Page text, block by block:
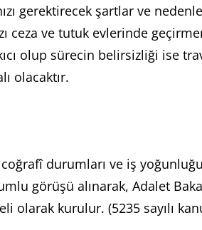
gerektirecek şartlar ve
ceza ve tutuk evlerinde
olup sürecin belirsizliği ise
olacaktır.
durumları ve iş
görüşü alınarak, Adalet
olarak kurulur. (5235 sayılı